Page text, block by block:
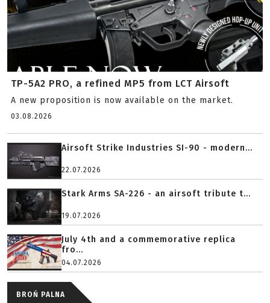
TP-5A2 PRO, a refined MP5 from LCT Airsoft
A new proposition is now available on the market.
03.08.2026
Airsoft Strike Industries SI-90 - modern...
22.07.2026
Stark Arms SA-226 - an airsoft tribute t...
19.07.2026
July 4th and a commemorative replica
fro...
04.07.2026
BROŃ PALNA